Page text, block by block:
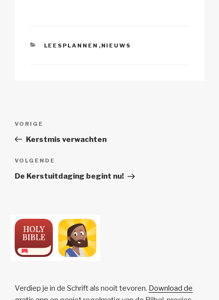
CATEGORIEËN
LEESPLANNEN , NIEUWS
Vorig
bericht
VORIGE
Kerstmis verwachten
Volgend
Bericht
VOLGENDE
De Kerstuitdaging begint nu!
Verdiep je in de Schrift als nooit tevoren. Download de